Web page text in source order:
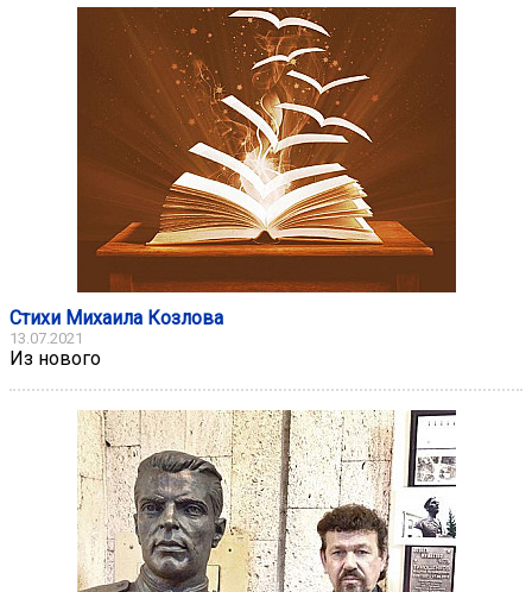
Стихи Михаила Козлова
13.07.2021
Из нового